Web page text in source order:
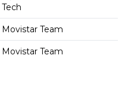
Tech
Movistar Team
Movistar Team